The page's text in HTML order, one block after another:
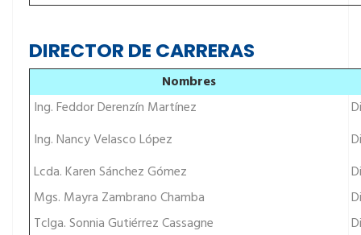
DIRECTOR DE CARRERAS
Nombres
Ing. Feddor Derenzín Martínez
Ing. Nancy Velasco López
Lcda. Karen Sánchez Gómez
Mgs. Mayra Zambrano Chamba
Tclga. Sonnia Gutiérrez Cassagne